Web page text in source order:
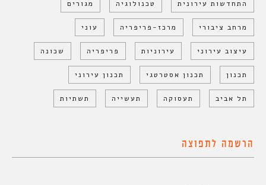
התחדשות עירונית טכנולוגיה מגורים
מרחב ציבורי מרכז-פריפריה עוני
עיצוב עירוני עירוניות פריפריה שכונה
תכנון תכנון אסטרטגי תכנון עירוני
תל אביב תעסוקה תעשייה תשתיות
הרשמה לתפוצה